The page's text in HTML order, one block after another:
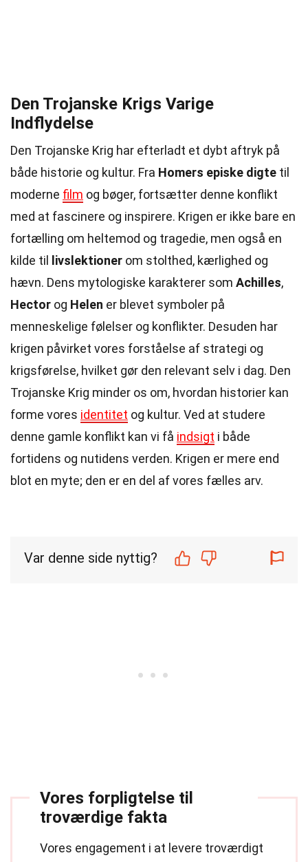
Den Trojanske Krigs Varige
Indflydelse
Den Trojanske Krig har efterladt et dybt aftryk på
både historie og kultur. Fra Homers episke digte til
moderne film og bøger, fortsætter denne konflikt
med at fascinere og inspirere. Krigen er ikke bare en
fortælling om heltemod og tragedie, men også en
kilde til
livslektioner om stolthed, kærlighed og
hævn. Dens mytologiske karakterer som Achilles,
Hector og Helen er blevet symboler på
menneskelige følelser og konflikter. Desuden har
krigen påvirket vores forståelse af strategi og
krigsførelse, hvilket gør den relevant selv i dag. Den
Trojanske Krig minder os om, hvordan historier kan
forme vores identitet og kultur. Ved at studere
denne gamle konflikt kan vi få indsigt i både
fortidens og nutidens verden. Krigen er mere end
blot en myte; den er en del af vores fælles arv.
Var denne side nyttig?
Vores forpligtelse til
troværdige fakta
Vores engagement i at levere troværdigt